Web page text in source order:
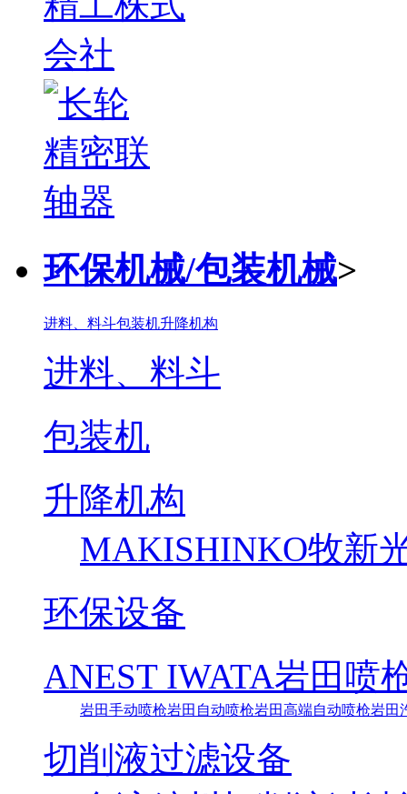
环保机械/包装机械>
进料、料斗包装机升降机构
进料、料斗
包装机
升降机构
MAKISHINKO牧新
环保设备
ANEST IWATA岩田喷
岩田手动喷枪岩田自动喷枪岩田高端自动喷枪岩田
切削液过滤设备